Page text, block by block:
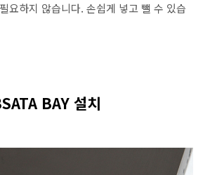
요하지 않습니다. 손쉽게 넣고 뺄 수 있습
BAY 설치